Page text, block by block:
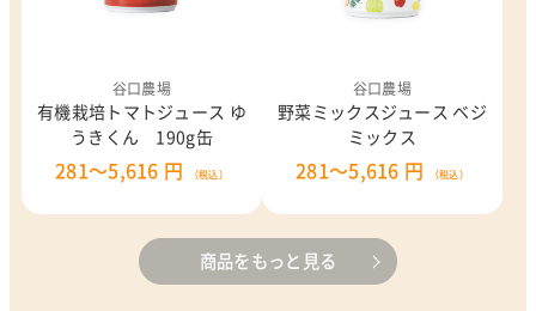
谷口農場
有機栽培トマトジュース ゆ
うきくん 190g缶
281～5,616 円 （税込）
谷口農場
野菜ミックスジュース ベジ
ミックス
281～5,616 円 （税込）
商品をもっと見る